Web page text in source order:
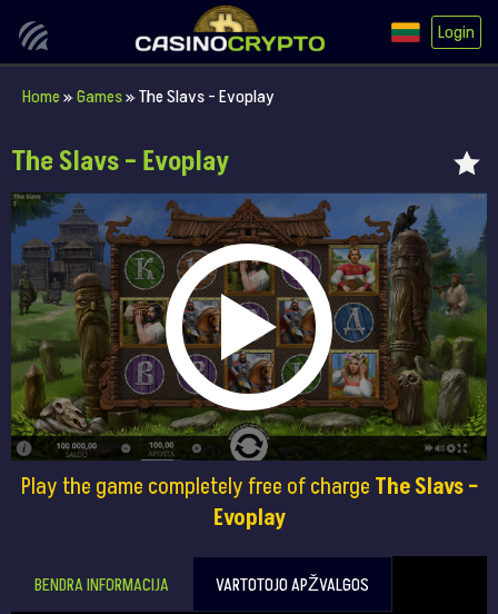
Login
Home»Games»The Slavs – Evoplay
The Slavs – Evoplay
Play the game completely free of charge The Slavs –
Evoplay
BENDRA INFORMACIJA VARTOTOJO APŽVALGOS